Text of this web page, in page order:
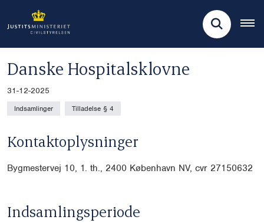
Danske Hospitalsklovne
31-12-2025
Indsamlinger Tilladelse § 4
Kontaktoplysninger
Bygmestervej 10, 1. th., 2400 København NV, cvr 27150632
Indsamlingsperiode